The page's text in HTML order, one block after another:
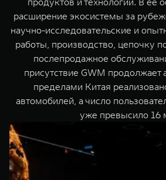
расширение экосистемы за
научно-исследовательские и
работы, производство, цепочку
послепродажное
присутствие GWM продолжает
пределами Китая
автомобилей, а число
уже превысило 16